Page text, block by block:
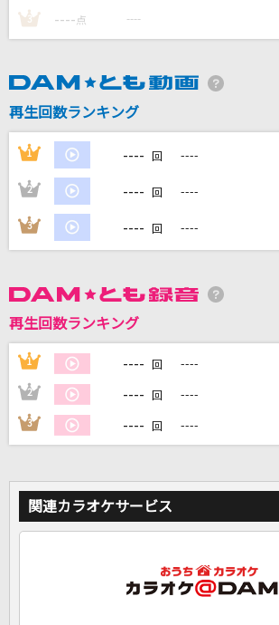
ゴーストルール(Game Version)
INNOCENCE
DAMの新曲・ランキングなど
DAMに会員登録・ログインして
カラオケをもっと楽しもう！
3 ---- 点 ----
再生回数ランキング
1 ---- 回 ----
2 ---- 回 ----
3 ---- 回 ----
再生回数ランキング
1 ---- 回 ----
2 ---- 回 ----
3 ---- 回 ----
関連カラオケサービス